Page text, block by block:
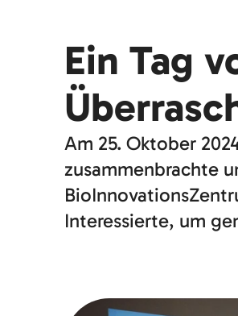
Ein Tag
Am 25. Oktober
zusammenbrachte
Interessierte, um